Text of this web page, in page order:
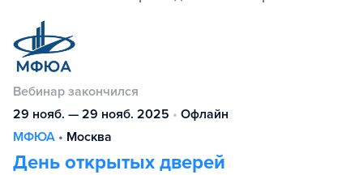
Вебинар закончился
29 нояб. — 29 нояб. 2025 • Офлайн
МФЮА • Москва
День открытых дверей